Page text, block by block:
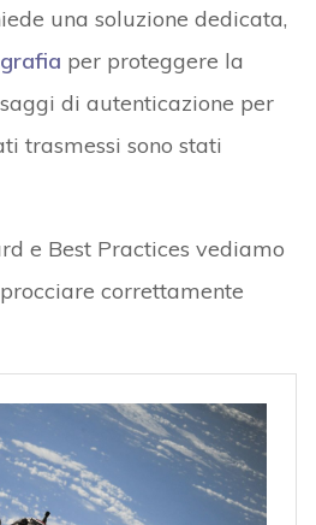
una soluzione dedicata,
per proteggere la
di autenticazione per
trasmessi sono stati
e Best Practices vediamo
correttamente